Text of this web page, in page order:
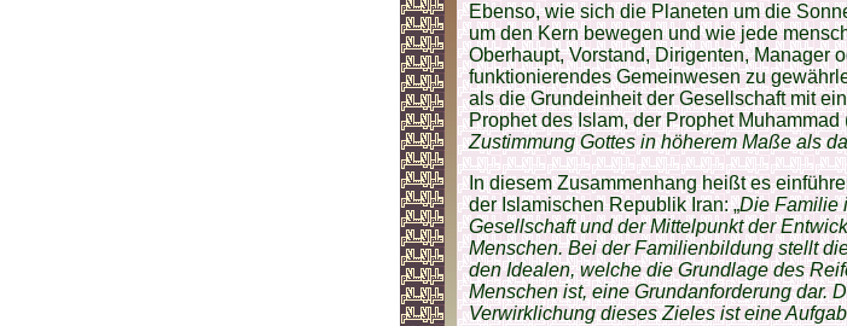
Ebenso, wie sich die Planeten um die
um den Kern bewegen und wie jede
Oberhaupt, Vorstand, Dirigenten, Manager
funktionierendes Gemeinwesen zu
als die Grundeinheit der Gesellschaft mit
Prophet des Islam, der Prophet Muhammad
Zustimmung Gottes in höherem Maße als
In diesem Zusammenhang heißt es
der Islamischen Republik Iran: „Die Familie
Gesellschaft und der Mittelpunkt der
Menschen. Bei der Familienbildung stellt
den Idealen, welche die Grundlage des
Menschen ist, eine Grundanforderung dar.
Verwirklichung dieses Zieles ist eine